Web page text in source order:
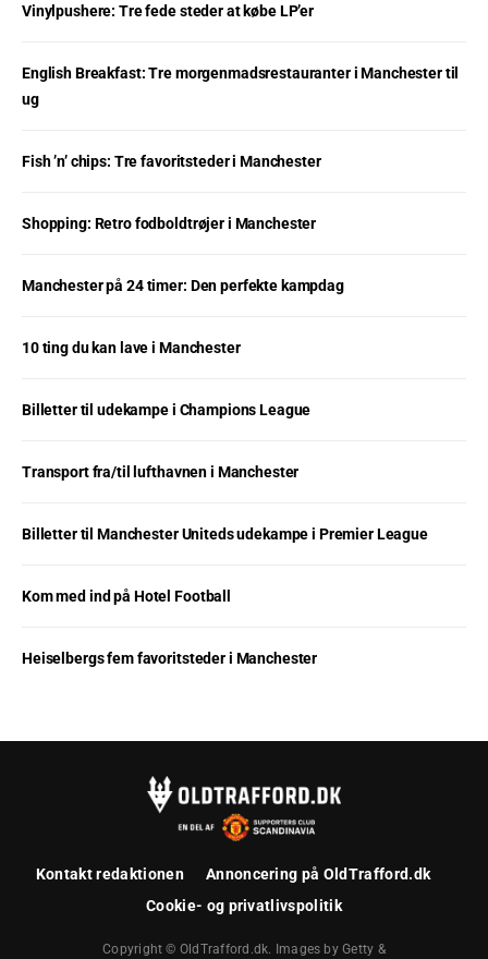
Vinylpushere: Tre fede steder at købe LP’er
English Breakfast: Tre morgenmadsrestauranter i Manchester til
ug
Fish ’n’ chips: Tre favoritsteder i Manchester
Shopping: Retro fodboldtrøjer i Manchester
Manchester på 24 timer: Den perfekte kampdag
10 ting du kan lave i Manchester
Billetter til udekampe i Champions League
Transport fra/til lufthavnen i Manchester
Billetter til Manchester Uniteds udekampe i Premier League
Kom med ind på Hotel Football
Heiselbergs fem favoritsteder i Manchester
Kontakt redaktionen
Annoncering på OldTrafford.dk
Cookie- og privatlivspolitik
Copyright © OldTrafford.dk. Images by Getty &